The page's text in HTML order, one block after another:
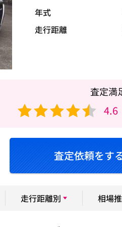
年式
走行距離
査定満
4.6
査定依頼をす
走行距離別 相場